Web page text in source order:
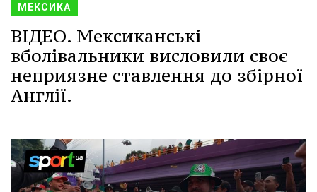
МЕКСИКА
ВІДЕО. Мексиканські
вболівальники висловили своє
неприязне ставлення до збірної
Англії.